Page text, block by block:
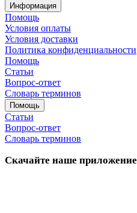
Информация
Помощь
Условия оплаты
Условия доставки
Политика конфиденциальности
Помощь
Статьи
Вопрос-ответ
Словарь терминов
Помощь
Статьи
Вопрос-ответ
Словарь терминов
Скачайте наше приложение